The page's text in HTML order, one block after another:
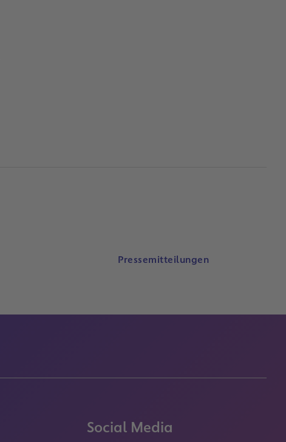
Pressemitteilungen
Social Media